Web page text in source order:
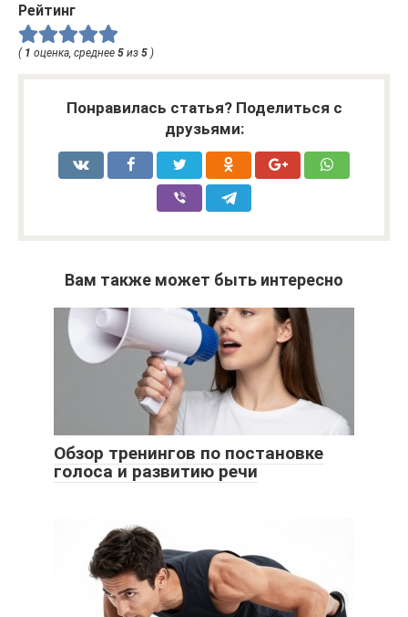
Рейтинг
( 1 оценка, среднее 5 из 5 )
Понравилась статья? Поделиться с
друзьями:
Вам также может быть интересно
Обзор тренингов по постановке
голоса и развитию речи